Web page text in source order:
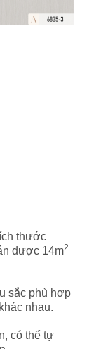
thước
được 14m2
sắc phù hợp
nhau.
có thể tự